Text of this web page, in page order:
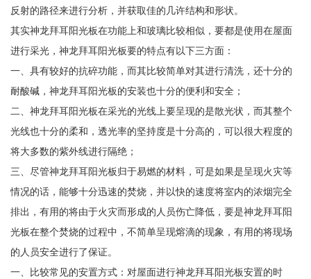
反射的路径来进行分析，并获取佳的几许结构和形状。
其实神龙拜耳阳光板在功能上和玻璃比较相似，要都是使用在屋面
进行采光，神龙拜耳阳光板要的特点有以下三方面：
一、具有较好的抗碎功能，而其比较简单对其进行清洗，还十分的
耐酸碱，神龙拜耳阳光板的安装也十分的便利和安全；
二、神龙拜耳阳光板在采光的光线上要呈现的是散光状，而其整个
光线也十分的柔和，透光率的坚持度是十分高的，可以很大程度的
将大多数的紫外线进行隔绝；
三、尽管神龙拜耳阳光板归于易燃的材料，可是如果是呈现火灾等
情况的话，能够十分迅速的焚烧，并以快的速度将室内的浓烟完全
排出，有用的将由于火灾而形成的人员伤亡降低，要是神龙拜耳阳
光板在整个焚烧的过程中，不简单呈现熔滴的现象，有用的将现场
的人员安全进行了保证。
一、比较常见的安置方式：对屋面进行神龙拜耳阳光板安置的时